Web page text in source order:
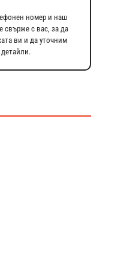
номер и наш
свърже с вас, за да
ви и да уточним